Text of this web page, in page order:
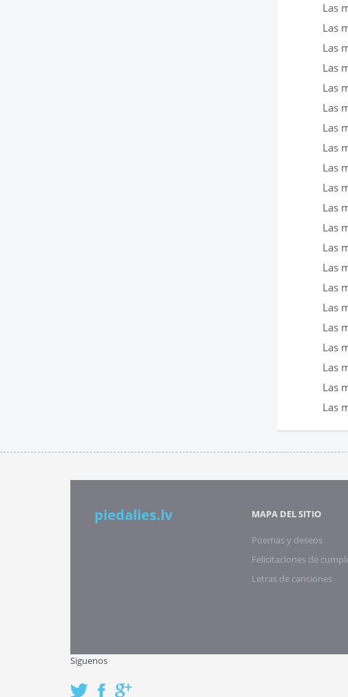
Las
Las
Las
Las
Las
Las
Las
Las
Las
Las
Las
Las
Las
Las
Las
Las
Las
Las
Las
Las
Las
piedalies.lv MAPA DEL SITIO
Poemas y deseos
Felicitaciones de
Letras de canciones
Siguenos